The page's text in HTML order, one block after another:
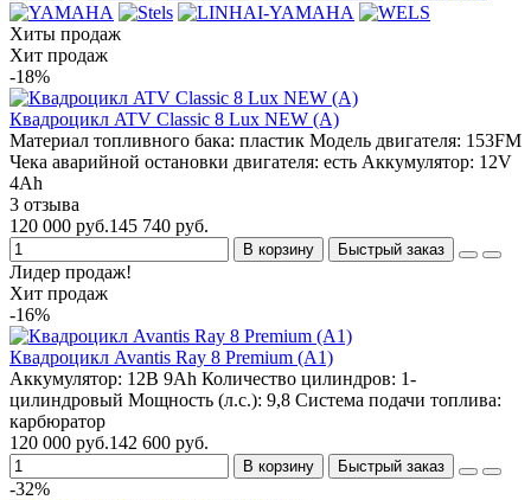
Хиты продаж
Хит продаж
-18%
Квадроцикл ATV Classic 8 Lux NEW (A)
Материал топливного бака: пластик Модель двигателя: 153FM
Чека аварийной остановки двигателя: есть Аккумулятор: 12V
4Ah
3 отзыва
120 000 руб.145 740 руб.
В корзину Быстрый заказ
Лидер продаж!
Хит продаж
-16%
Квадроцикл Avantis Ray 8 Premium (A1)
Аккумулятор: 12В 9Ah Количество цилиндров: 1-
цилиндровый Мощность (л.с.): 9,8 Система подачи топлива:
карбюратор
120 000 руб.142 600 руб.
В корзину Быстрый заказ
-32%